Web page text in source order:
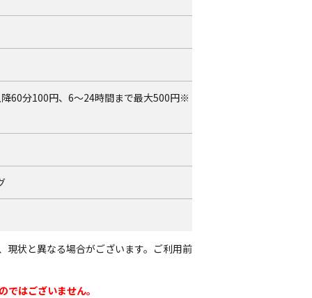
60分100円、6～24時間まで最大500円※
状と異なる場合がございます。ご利用前
はございません。